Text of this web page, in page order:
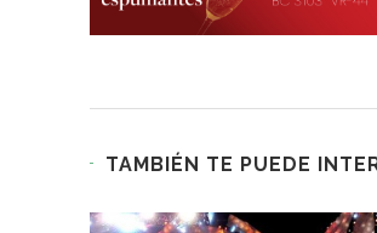
TAMBIÉN TE PUEDE